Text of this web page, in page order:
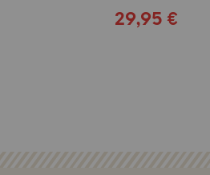
29,95 €